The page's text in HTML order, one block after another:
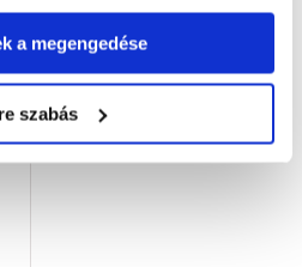
a megengedése
szabás